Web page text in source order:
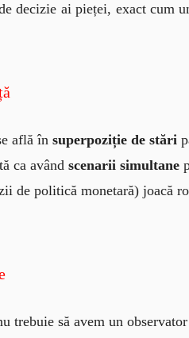
decizie ai pieței, exact cum
află în superpoziție de stări
ca având scenarii simultane
de politică monetară) joacă
trebuie să avem un